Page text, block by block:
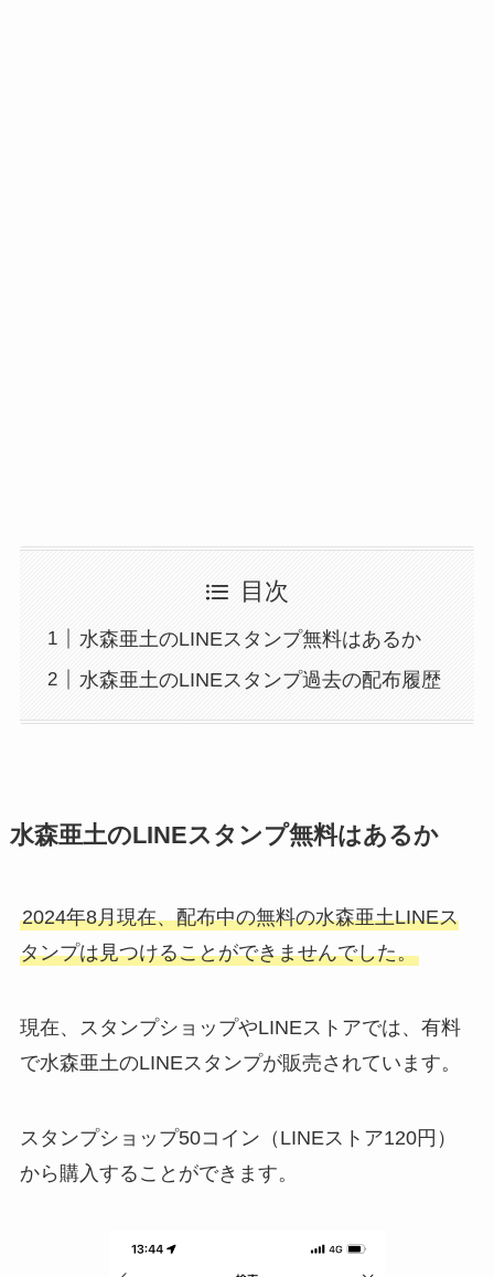
目次
水森亜土のLINEスタンプ無料はあるか
水森亜土のLINEスタンプ過去の配布履歴
水森亜土のLINEスタンプ無料はあるか
2024年8月現在、配布中の無料の水森亜土LINEス
タンプは見つけることができませんでした。
現在、スタンプショップやLINEストアでは、有料
で水森亜土のLINEスタンプが販売されています。
スタンプショップ50コイン（LINEストア120円）
から購入することができます。